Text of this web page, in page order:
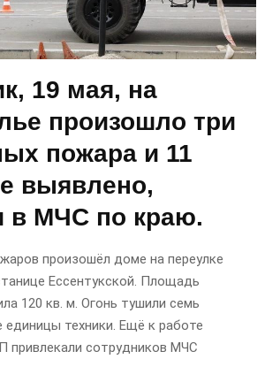
19 мая, на
произошло три
пожара и 11
выявлено,
в МЧС по краю.
произошёл доме на переулке
Ессентукской. Площадь
120 кв. м. Огонь тушили семь
единицы техники. Ещё к работе
привлекали сотрудников МЧС